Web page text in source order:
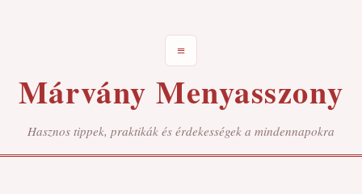
≡
Márvány Menyasszony
Hasznos tippek, praktikák és érdekességek a mindennapokra